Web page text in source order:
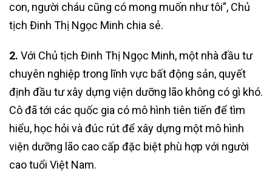
con, người cháu cũng có mong muốn như tôi”, Chủ
tịch Đinh Thị Ngọc Minh chia sẻ.
2. Với Chủ tịch Đinh Thị Ngọc Minh, một nhà đầu tư
chuyên nghiệp trong lĩnh vực bất động sản, quyết
định đầu tư xây dựng viện dưỡng lão không có gì khó.
Cô đã tới các quốc gia có mô hình tiên tiến để tìm
hiểu, học hỏi và đúc rút để xây dựng một mô hình
viện dưỡng lão cao cấp đặc biệt phù hợp với người
cao tuổi Việt Nam.